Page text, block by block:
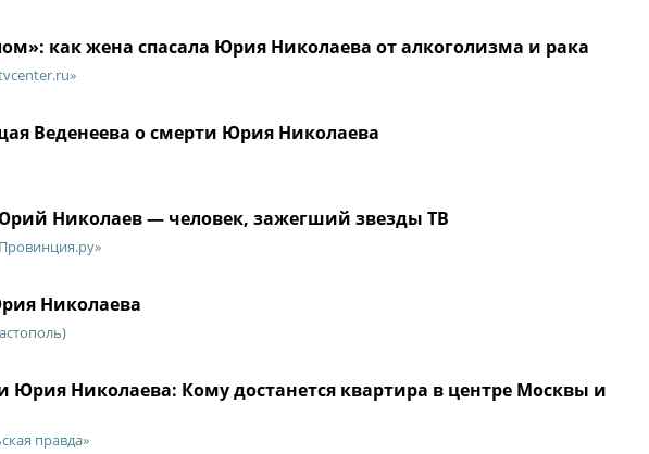
как жена спасала Юрия Николаева от алкоголизма и рака
Веденеева о смерти Юрия Николаева
Николаев — человек, зажегший звезды ТВ
Николаева
Юрия Николаева: Кому достанется квартира в центре Москвы и
правда»